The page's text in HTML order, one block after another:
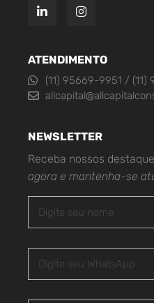
ATENDIMENTO
(11) 95669-9951 / (11)
NEWSLETTER
Receba nossos
agora e mantenha-se